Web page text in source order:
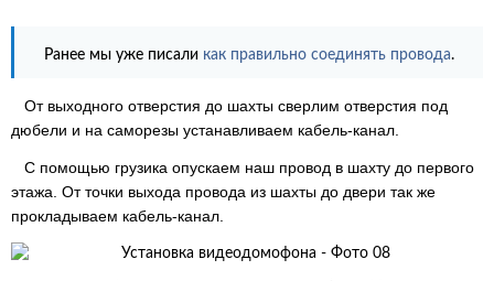
Ранее мы уже писали как правильно соединять провода.
От выходного отверстия до шахты сверлим отверстия под
дюбели и на саморезы устанавливаем кабель-канал.
С помощью грузика опускаем наш провод в шахту до первого
этажа. От точки выхода провода из шахты до двери так же
прокладываем кабель-канал.